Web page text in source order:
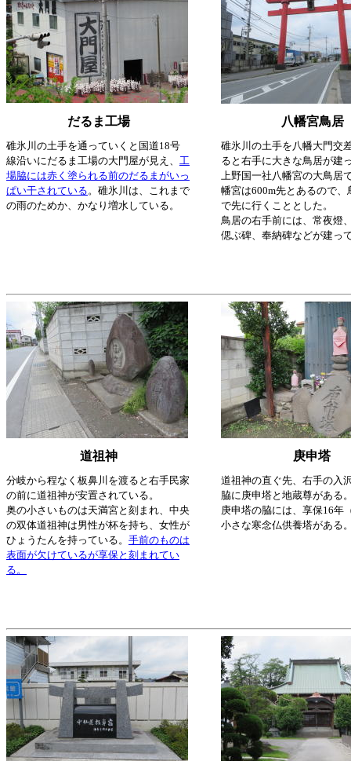
だるま工場 八幡宮鳥居
碓氷川の土手を通っていくと国道18号
線沿いにだるま工場の大門屋が見え、 工
場脇には赤く塗られる前のだるまがいっ
ぱい干されている。碓氷川は、これまで
の雨のためか、かなり増水している。
碓氷川の土手を八幡大門交
ると右手に大きな鳥居が建
上野国一社八幡宮の大鳥居
幡宮は600m先とあるので、
で先に行くこととした。
鳥居の右手前には、常夜燈
偲ぶ碑、奉納碑などが建っ
道祖神 庚申塔
分岐から程なく板鼻川を渡ると右手民家
の前に道祖神が安置されている。
奥の小さいものは天満宮と刻まれ、中央
の双体道祖神は男性が杯を持ち、女性が
ひょうたんを持っている。 手前のものは
表面が欠けているが享保と刻まれてい
る。
道祖神の直ぐ先、右手の入
脇に庚申塔と地蔵尊がある
庚申塔の脇には、享保16年
小さな寒念仏供養塔がある